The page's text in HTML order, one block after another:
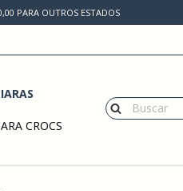
PARA OUTROS ESTADOS
CROCS